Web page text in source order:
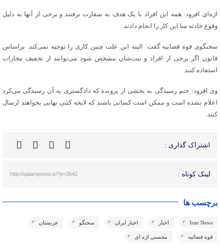
اژه‌ای افزود: همه این افراد با یک هدف به سفارت نرفتند و برخی از آنها به دلیل
وقوع حادثه منا این کار را انجام دادند.
سخنگوی قوه قضاییه گفت: البته این علت چنین کاری را توجیه نمی‌کند. براساس
قانون اگر برخی از افراد و نیت‌شان مشخص شود می‌توانند از تخفیف مجازات
استفاده کنند.
وی افزود: ختم رسیدگی به بخشی از پرونده که دادگستری به آن رسیدگی می‌کرد
اعلام نشده است و ممکن است کسانی باشند که لایحه کتبی نهایی بخواهند ارسال
کنند.
اشتراک گذاری :
لینک کوتاه : http://qalampress.ir/?p=3642
برچسب ها
Iran News اخبار اخبار ایران سخنگو عربستان
قوه قضائیه محسنی اژه ای